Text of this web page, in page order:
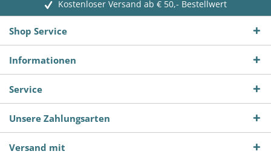
Kostenloser Versand ab € 50,- Bestellwert
Shop Service
Informationen
Service
Unsere Zahlungsarten
Versand mit